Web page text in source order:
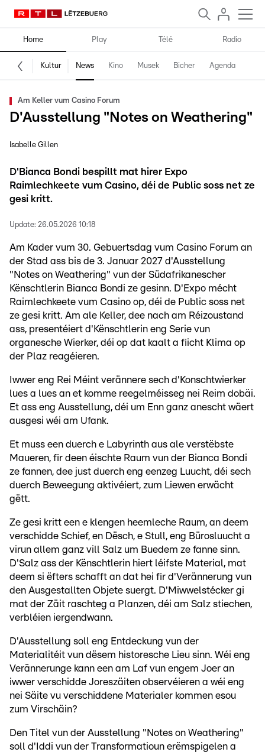
Home Play Télé Radio
Kultur News Kino Musek Bicher Agenda
Am Keller vum Casino Forum
D'Ausstellung "Notes on Weathering"
Isabelle Gillen
D'Bianca Bondi bespillt mat hirer Expo
Raimlechkeete vum Casino, déi de Public soss net ze
gesi kritt.
Update: 26.05.2026 10:18
Am Kader vum 30. Gebuertsdag vum Casino Forum an
der Stad ass bis de 3. Januar 2027 d'Ausstellung
"Notes on Weathering" vun der Südafrikanescher
Kënschtlerin Bianca Bondi ze gesinn. D'Expo mécht
Raimlechkeete vum Casino op, déi de Public soss net
ze gesi kritt. Am ale Keller, dee nach am Réizoustand
ass, presentéiert d'Kënschtlerin eng Serie vun
organesche Wierker, déi op dat kaalt a fiicht Klima op
der Plaz reagéieren.
Iwwer eng Rei Méint verännere sech d'Konschtwierker
lues a lues an et komme reegelméisseg nei Reim dobäi.
Et ass eng Ausstellung, déi um Enn ganz anescht wäert
ausgesi wéi am Ufank.
Et muss een duerch e Labyrinth aus ale verstëbste
Maueren, fir deen éischte Raum vun der Bianca Bondi
ze fannen, dee just duerch eng eenzeg Luucht, déi sech
duerch Beweegung aktivéiert, zum Liewen erwächt
gëtt.
Ze gesi kritt een e klengen heemleche Raum, an deem
verschidde Schief, en Dësch, e Stull, eng Bürosluucht a
virun allem ganz vill Salz um Buedem ze fanne sinn.
D'Salz ass der Kënschtlerin hiert léifste Material, mat
deem si ëfters schafft an dat hei fir d'Verännerung vun
den Ausgestallten Objete suergt. D'Miwwelstécker gi
mat der Zäit raschteg a Planzen, déi am Salz stiechen,
verbléien iergendwann.
D'Ausstellung soll eng Entdeckung vun der
Materialitéit vun dësem historesche Lieu sinn. Wéi eng
Verännerunge kann een am Laf vun engem Joer an
iwwer verschidde Joreszäiten observéieren a wéi eng
nei Säite vu verschiddene Materialer kommen esou
zum Virschäin?
Den Titel vun der Ausstellung "Notes on Weathering"
soll d'Iddi vun der Transformatioun erëmspigelen a